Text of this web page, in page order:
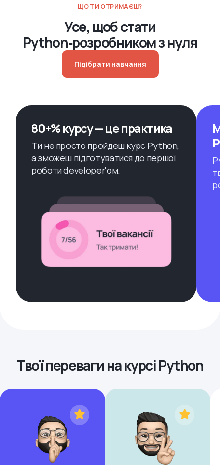
ЩО ТИ ОТРИМАЄШ?
Усе, щоб стати
Python‑розробником з нуля
Підібрати навчання
80+% курсу — це практика
Ти не просто пройдеш курс Python,
а зможеш підготуватися до першої
роботи developer'ом.
Твої переваги на курсі Python